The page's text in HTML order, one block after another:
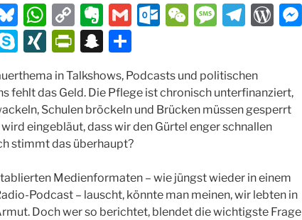
Bl
u
e
s
k
y
W
h
at
s
A
p
p
C
o
p
y
Li
n
k
E
v
er
n
ot
e
G
l
O
o
k.
c
m
W
h
at
M
a
g
e
T
gr
a
m
W
P
re
S
k
y
p
e
XI
N
G
P
ri
nt
Fr
ie
n
dl
y
S
a
p
c
h
at
ei
le
n
in Talkshows, Podcasts und politischen
fehlt das Geld. Die Pflege ist chronisch unterfinanziert,
Schulen bröckeln und Brücken müssen gesperrt
eingebläut, dass wir den Gürtel enger schnallen
stimmt das überhaupt?
Medienformaten – wie jüngst wieder in einem
Podcast – lauscht, könnte man meinen, wir lebten in
Doch wer so berichtet, blendet die wichtigste Frage